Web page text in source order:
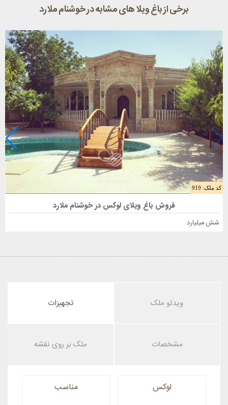
برخی از باغ ویلا های مشابه در خوشنام ملارد
کد ملک: 919
فروش باغ ویلا 1175 متری در ملارد
فروش باغ ویلای لوکس در خوشنام ملارد
شش میلیارد
تجهیزات ویدئو ملک
ملک بر روی نقشه مشخصات
مناسب لوکس